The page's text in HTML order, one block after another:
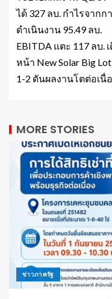
ได้ 327 ลบ. กำไรจากก
ดำเนินงาน 95.49 ลบ.
EBITDA แตะ 117 ลบ.
หน้า New Solar Big
1-2 ดันผลงานโตต่อเนื่
MORE STORIES
ข่าวภาครัฐ